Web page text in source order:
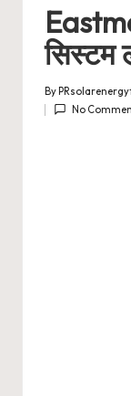
सिस्टम
Posted
by
By
No